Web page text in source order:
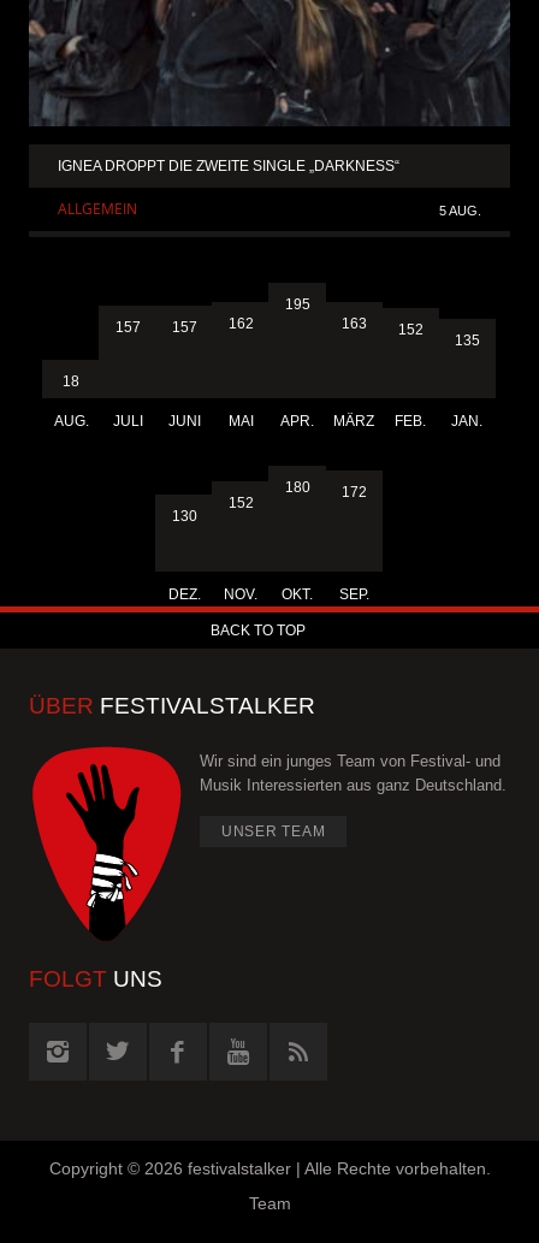
IGNEA DROPPT DIE ZWEITE SINGLE „DARKNESS“
ALLGEMEIN 5 AUG.
18
AUG.
157
JULI
157
JUNI
162
MAI
195
APR.
163
MÄRZ
152
FEB.
135
JAN.
130
DEZ.
152
NOV.
180
OKT.
172
SEP.
BACK TO TOP
ÜBER FESTIVALSTALKER
Wir sind ein junges Team von Festival- und
Musik Interessierten aus ganz Deutschland.
UNSER TEAM
FOLGT UNS
Copyright © 2026 festivalstalker | Alle Rechte vorbehalten.
Team